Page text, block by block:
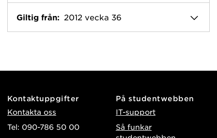
Giltig från: 2012 vecka 36
Kontaktuppgifter
Kontakta oss
Tel: 090-786 50 00
På studentwebben
IT-support
Så funkar